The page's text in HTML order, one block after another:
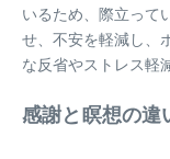
いるため、際立って
せ、不安を軽減し、
な反省やストレス軽
感謝と瞑想の違